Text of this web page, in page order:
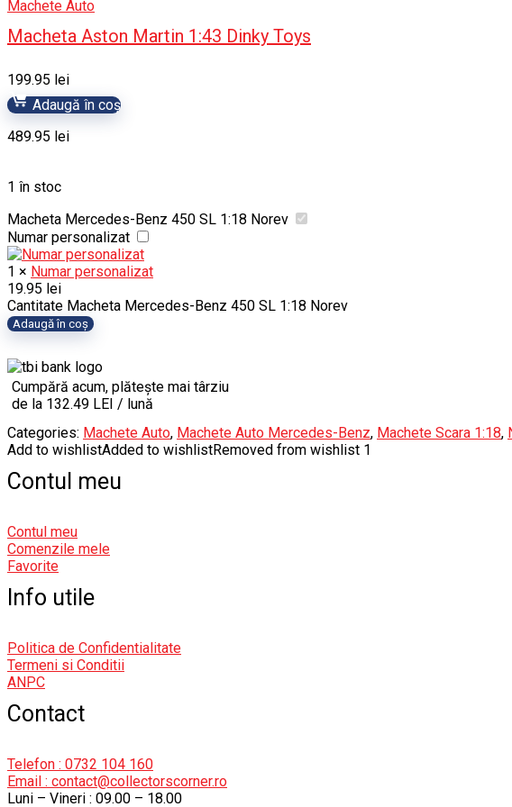
Machete Auto
Macheta Aston Martin 1:43 Dinky Toys
199.95 lei
Adaugă în coș
489.95 lei
1 în stoc
Macheta Mercedes-Benz 450 SL 1:18 Norev
Numar personalizat
1 × Numar personalizat
19.95 lei
Cantitate Macheta Mercedes-Benz 450 SL 1:18 Norev
Adaugă în coș
Cumpără acum, plătește mai târziu
de la 132.49 LEI / lună
Categories: Machete Auto, Machete Auto Mercedes-Benz, Machete Scara 1:18,
Add to wishlistAdded to wishlistRemoved from wishlist 1
Contul meu
Contul meu
Comenzile mele
Favorite
Info utile
Politica de Confidentialitate
Termeni si Conditii
ANPC
Contact
Telefon : 0732 104 160
Email : contact@collectorscorner.ro
Luni – Vineri : 09.00 – 18.00